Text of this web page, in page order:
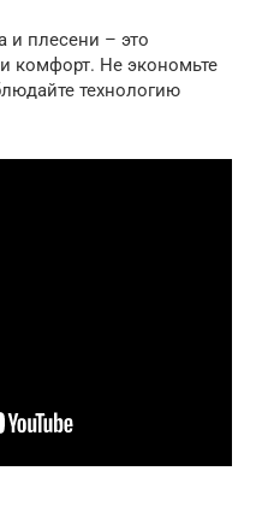
и плесени – это
комфорт. Не экономьте
технологию